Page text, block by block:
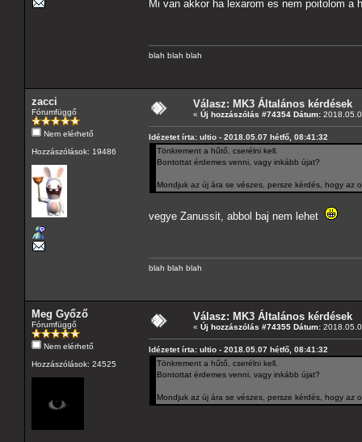
Mi van akkor ha lexarom es nem poitolom a
blah blah blah
zacci
Fórumfüggő
Nem elérhető
Hozzászólások: 19486
Válasz: MK3 Általános kérdések
« Új hozzászólás #74354 Dátum:
Idézetet írta: ultio - 2018.05.07 hétfő, 08:41:32
Tönkrement a hűtő, cserélni kell.
Bontottat érdemes venni, vagy inkább újat?
Mondjuk az új ára se vészes, persze kérdés, hogy az
vegye Zanussit, abbol baj nem lehet
blah blah blah
Meg Győző
Fórumfüggő
Nem elérhető
Hozzászólások: 24525
Válasz: MK3 Általános kérdések
« Új hozzászólás #74355 Dátum:
Idézetet írta: ultio - 2018.05.07 hétfő, 08:41:32
Tönkrement a hűtő, cserélni kell.
Bontottat érdemes venni, vagy inkább újat?
Mondjuk az új ára se vészes, persze kérdés, hogy az